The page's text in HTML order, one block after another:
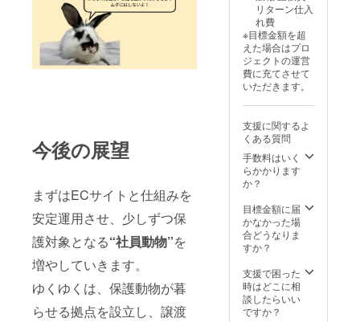
今後の展望
まずはECサイトと仕組みを
安定運用させ、少しずつ保
護対象となる“社員動物”を
増やしていきます。
ゆくゆくは、保護動物が暮
らせる拠点を設立し、譲渡
の上、プロジェ
クト終了後にお
送りする案内を
ご確認くださ
い。 【活動支援
ライトプランの
特典をすべて含
す： • ECサイト
内「制作者ペー
ジ」へのお名前
掲載 • 支援者限
定Instagramア
カウントへのご
招待 • 感謝の
メッセージの送
付
考欄へご記入く
ださい 実際にア
フティアで暮ら
す動物たちの足
跡をプリントし
た特別仕様で
す。 • 使用前に
一度洗濯を行っ
てから発送して
おりますが、動
物の個体差によ
り多少のにおい
等が残る場合が
ございます。 ・
選択以外のカ
場合は備考欄へ
ご記入くださ
い。 (ご希望に添
えない場合もご
量：1点 【活動
支援ライトプラ
ンの特典をすべ
て含みます】 以
容：会員名
（ニックネー
ム）／発行日／
シリアル番号 等
• ご希望のお名前
は、支援時に備
考欄へご記入く
の特典をすべて
含みます】 以下
の特典も含まれ
ます： • ECサイ
ト内「制作者
ページ」へのお
名前掲載 • 支援
者限定
Instagramアカ
ウントへのご招
待 • 感謝のメッ
セージの送付
マホ・PC対
応）。 【施設で
の面会（予約
制）】 事前予約
により、施設で
名付けた猫に面
会いただけます
（回数制限なし
／日程調整あ
り）。 【命名証
明書・記念品】
・足跡スタンプ
入り命名証明書
（お名前入り）
・記念写真（設
真） 【公式会員
カードの送付】
PVC製アフティ
ア公式会員カー
（サイズ：
85.6×54mm）。
・記載内容：
ニックネーム／
制）】 事前予約
により、施設で
名付けた猫に面
会いただけます
（回数制限なし
／日程調整あ
り）。 【命名証
明書・記念品】
・足跡スタンプ
入り命名証明書
（お名前入り）
・記念写真（設
置時・猫の写
真） 【公式会員
カードの送付】
ア公式会員カー
ドを送付します
（サイズ：
85.6×54mm）。
ニックネーム／
発行日／シリア
ル番号等 ・ご希
望の表記は備考
リターン仕入
れ費
※目標金額を超
えた場合はプロ
ジェクトの運営
費に充てさせて
いただきます。
支援に関するよ
くある質問
手数料はいく
らかかります
か？
目標金額に届
かなかった場
合どうなりま
すか？
支援で困った
時はどこに相
談したらいい
ですか？